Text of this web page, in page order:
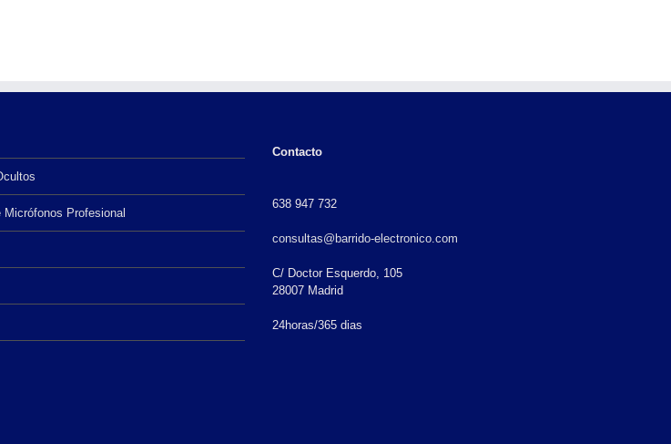
Profesional
Contacto
638 947 732
consultas@barrido-electronico.com
C/ Doctor Esquerdo, 105
28007 Madrid
24horas/365 dias